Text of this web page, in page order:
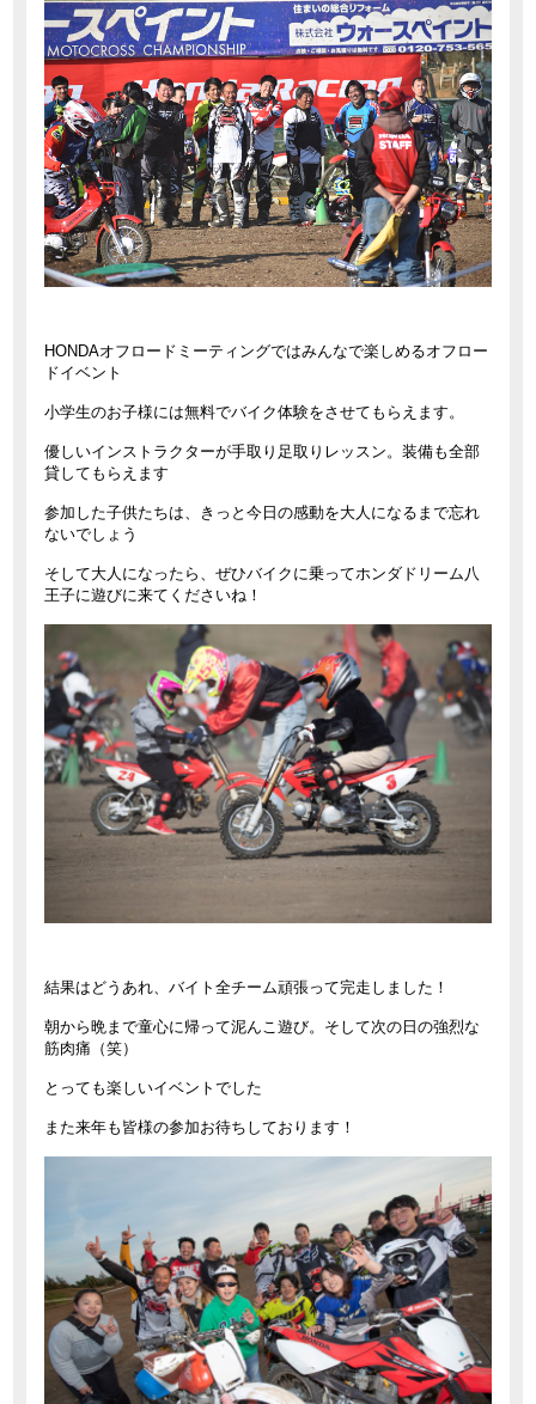
HONDAオフロードミーティングではみんなで楽しめるオフロー
ドイベント
小学生のお子様には無料でバイク体験をさせてもらえます。
優しいインストラクターが手取り足取りレッスン。装備も全部
貸してもらえます
参加した子供たちは、きっと今日の感動を大人になるまで忘れ
ないでしょう
そして大人になったら、ぜひバイクに乗ってホンダドリーム八
王子に遊びに来てくださいね！
結果はどうあれ、バイト全チーム頑張って完走しました！
朝から晩まで童心に帰って泥んこ遊び。そして次の日の強烈な
筋肉痛（笑）
とっても楽しいイベントでした
また来年も皆様の参加お待ちしております！